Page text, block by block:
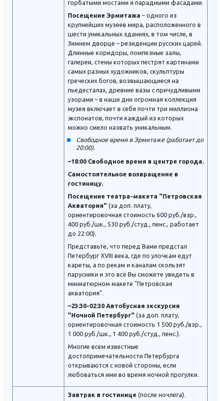
горбатыми мостами и парадными фасадами.
Посещение Эрмитажа – одного из
крупнейших музеев мира, расположенного в
шести уникальных зданиях, в том числе, в
Зимнем дворце – резиденции русских царей.
Длинные коридоры, помпезные залы,
галереи, стены которых пестрят картинами
самых разных художников, скульптуры
греческих богов, возвышающиеся на
пьедесталах, древние вазы с причудливыми
узорами – в наши дни огромная коллекция
музея включает в себя почти три миллиона
экспонатов, почти каждый из которых
можно смело назвать уникальным.
Свободное время в Эрмитаже (работает до
20:00).
~18:00 Свободное время в центре города.
Самостоятельное возвращение в
гостиницу.
Посещение театра-макета "Петровская
Акватория" (за доп. плату,
ориентировочная стоимость 600 руб./взр.,
400 руб./шк., 530 руб./студ., пенс., работает
до 22:00).
Представьте, что перед Вами предстал
Петербург XVIII века, где по улочкам едут
кареты, а по рекам и каналам скользят
парусники и это всё Вы сможете увидеть в
миниатюрном макете "Петровская
акватория".
~23:30-02:30 Автобусная экскурсия
"Ночной Петербург" (за доп. плату,
ориентировочная стоимость 1 500 руб./взр.,
1 000 руб./шк., 1 400 руб./студ., пенс.).
Многие всем известные
достопримечательности Петербурга
открываются с новой стороны, если
любоваться ими во время ночной прогулки.
Завтрак в гостинице (после ночлега).